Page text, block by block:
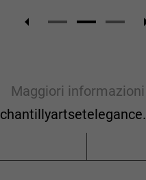
Maggiori